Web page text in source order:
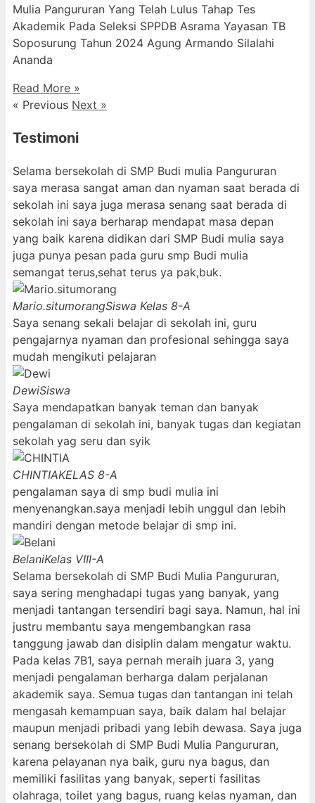
Mulia Pangururan Yang Telah Lulus Tahap Tes
Akademik Pada Seleksi SPPDB Asrama Yayasan TB
Soposurung Tahun 2024 Agung Armando Silalahi
⁠Ananda
Read More »
« Previous Next »
Testimoni
Selama bersekolah di SMP Budi mulia Pangururan
saya merasa sangat aman dan nyaman saat berada di
sekolah ini saya juga merasa senang saat berada di
sekolah ini saya berharap mendapat masa depan
yang baik karena didikan dari SMP Budi mulia saya
juga punya pesan pada guru smp Budi mulia
semangat terus,sehat terus ya pak,buk.
Mario.situmorangSiswa Kelas 8-A
Saya senang sekali belajar di sekolah ini, guru
pengajarnya nyaman dan profesional sehingga saya
mudah mengikuti pelajaran
DewiSiswa
Saya mendapatkan banyak teman dan banyak
pengalaman di sekolah ini, banyak tugas dan kegiatan
sekolah yag seru dan syik
CHINTIAKELAS 8-A
pengalaman saya di smp budi mulia ini
menyenangkan.saya menjadi lebih unggul dan lebih
mandiri dengan metode belajar di smp ini.
BelaniKelas VIII-A
Selama bersekolah di SMP Budi Mulia Pangururan,
saya sering menghadapi tugas yang banyak, yang
menjadi tantangan tersendiri bagi saya. Namun, hal ini
justru membantu saya mengembangkan rasa
tanggung jawab dan disiplin dalam mengatur waktu.
Pada kelas 7B1, saya pernah meraih juara 3, yang
menjadi pengalaman berharga dalam perjalanan
akademik saya. Semua tugas dan tantangan ini telah
mengasah kemampuan saya, baik dalam hal belajar
maupun menjadi pribadi yang lebih dewasa. Saya juga
senang bersekolah di SMP Budi Mulia Pangururan,
karena pelayanan nya baik, guru nya bagus, dan
memiliki fasilitas yang banyak, seperti fasilitas
olahraga, toilet yang bagus, ruang kelas nyaman, dan